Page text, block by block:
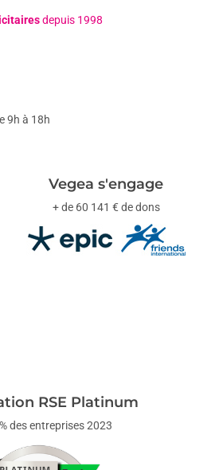
depuis 1998
9h à 18h
Vegea s'engage
+ de 60 141 € de dons
RSE Platinum
des entreprises 2023